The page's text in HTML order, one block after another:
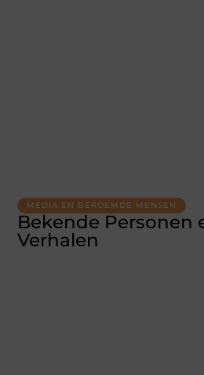
MEDIA EN BEROEMDE MENSEN
Bekende Personen
Verhalen